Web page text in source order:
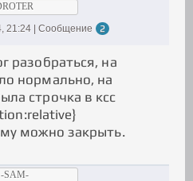
21:24 | Сообщение
2
разобраться, на
нормально, на
строчка в ксс
можно закрыть.
-SAM-